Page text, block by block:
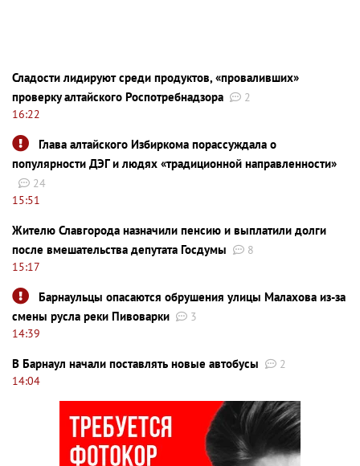
Сладости лидируют среди продуктов, «проваливших»
проверку алтайского Роспотребнадзора
2
16:22
Глава алтайского Избиркома порассуждала о
популярности ДЭГ и людях «традиционной направленности»
24
15:51
Жителю Славгорода назначили пенсию и выплатили долги
после вмешательства депутата Госдумы
8
15:17
Барнаульцы опасаются обрушения улицы Малахова из-за
смены русла реки Пивоварки
3
14:39
В Барнаул начали поставлять новые автобусы
2
14:04